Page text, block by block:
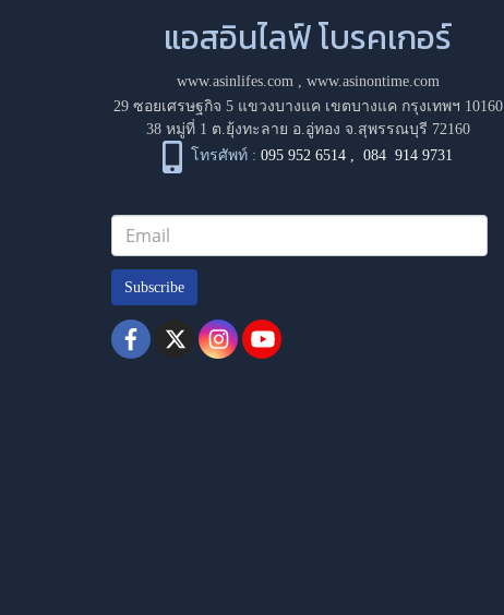
แอสอินไลฟ์ โบรคเกอร์
www.asinlifes.com, www.asinontime.com
29 ซอยเศรษฐกิจ 5 แขวงบางแค เขตบางแค กรุงเทพฯ 10160
38 หมู่ที่ 1 ต.ยุ้งทะลาย อ.อู่ทอง จ.สุพรรณบุรี 72160
โทรศัพท์ : 095 952 6514 ,084 914 9731
Subscribe